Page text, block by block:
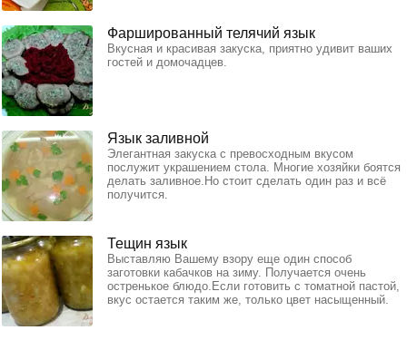
Фаршированный телячий язык
Вкусная и красивая закуска, приятно удивит ваших
гостей и домочадцев.
Язык заливной
Элегантная закуска с превосходным вкусом
послужит украшением стола. Многие хозяйки боятся
делать заливное.Но стоит сделать один раз и всё
получится.
Тещин язык
Выставляю Вашему взору еще один способ
заготовки кабачков на зиму. Получается очень
остренькое блюдо.Если готовить с томатной пастой,
вкус остается таким же, только цвет насыщенный.